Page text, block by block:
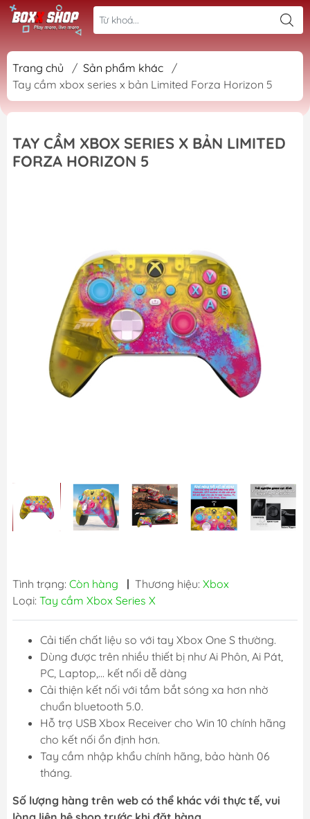
Trang chủ / Sản phẩm khác
/
Tay cầm xbox series x bản Limited Forza Horizon 5
TAY CẦM XBOX SERIES X BẢN LIMITED
FORZA HORIZON 5
Tình trạng: Còn hàng | Thương hiệu: Xbox
Loại: Tay cầm Xbox Series X
Cải tiến chất liệu so với tay Xbox One S thường.
Dùng được trên nhiều thiết bị như Ai Phôn, Ai Pát,
PC, Laptop,... kết nối dễ dàng
Cải thiện kết nối với tầm bắt sóng xa hơn nhờ
chuẩn bluetooth 5.0.
Hỗ trợ USB Xbox Receiver cho Win 10 chính hãng
cho kết nối ổn định hơn.
Tay cầm nhập khẩu chính hãng, bảo hành 06
tháng.
Số lượng hàng trên web có thể khác với thực tế, vui